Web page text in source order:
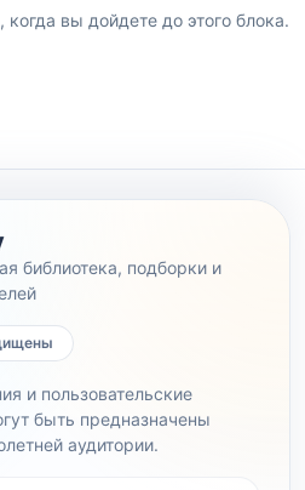
когда вы дойдете до этого блока.
библиотека, подборки и
и пользовательские
быть предназначены
аудитории.